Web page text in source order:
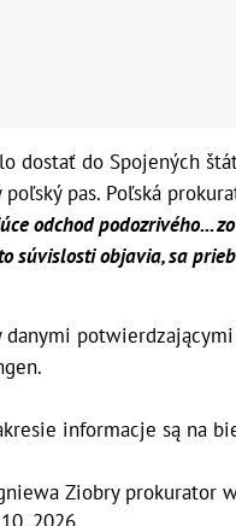
dostať do Spojených
pas. Poľská
odchod podozrivého...
súvislosti objavia, sa
informacje są na
Ziobry prokurator
2026